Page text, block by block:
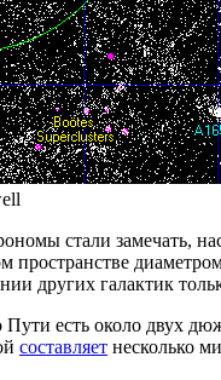
стали замечать,
пространстве
других галактик
есть около двух
составляет несколько